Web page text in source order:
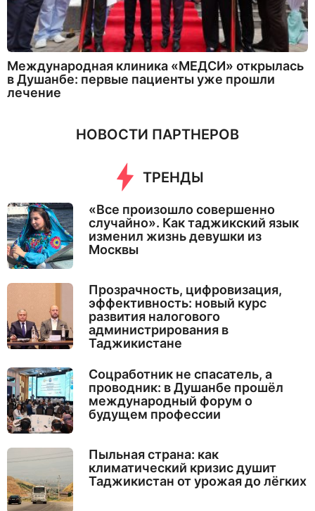
Международная клиника «МЕДСИ» открылась
в Душанбе: первые пациенты уже прошли
лечение
НОВОСТИ ПАРТНЕРОВ
ТРЕНДЫ
«Все произошло совершенно
случайно». Как таджикский язык
изменил жизнь девушки из
Москвы
Прозрачность, цифровизация,
эффективность: новый курс
развития налогового
администрирования в
Таджикистане
Соцработник не спасатель, а
проводник: в Душанбе прошёл
международный форум о
будущем профессии
Пыльная страна: как
климатический кризис душит
Таджикистан от урожая до лёгких